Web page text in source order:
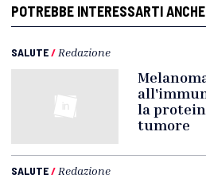
POTREBBE INTERESSARTI ANCHE
SALUTE/ Redazione
la
tumore
SALUTE/ Redazione